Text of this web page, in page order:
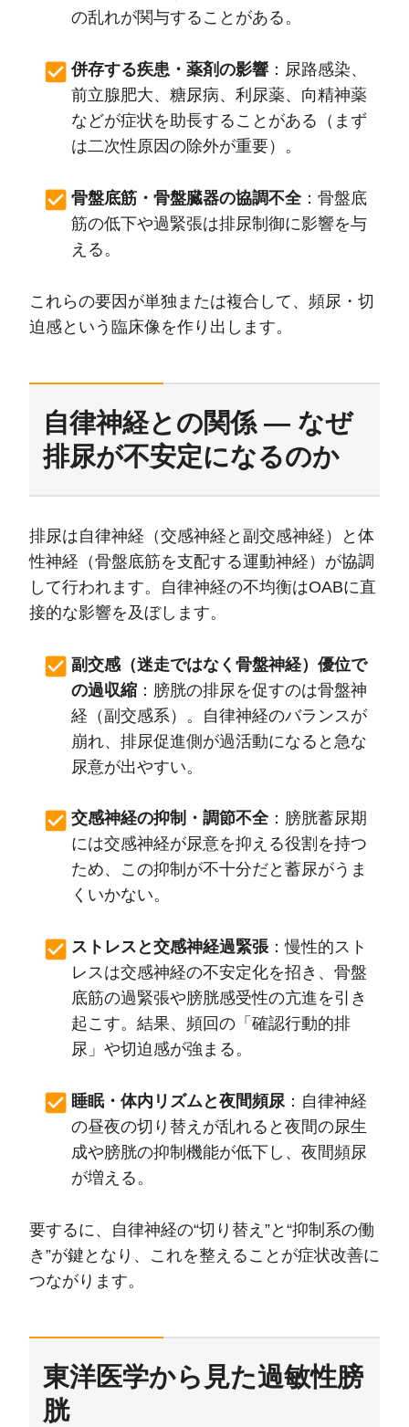
の乱れが関与することがある。
併存する疾患・薬剤の影響 ：尿路感染、
前立腺肥大、糖尿病、利尿薬、向精神薬
などが症状を助長することがある（まず
は二次性原因の除外が重要）。
骨盤底筋・骨盤臓器の協調不全：骨盤底
筋の低下や過緊張は排尿制御に影響を与
える。
これらの要因が単独または複合して、頻尿・切
迫感という臨床像を作り出します。
自律神経との関係 — なぜ
排尿が不安定になるのか
排尿は自律神経（交感神経と副交感神経）と体
性神経（骨盤底筋を支配する運動神経）が協調
して行われます。自律神経の不均衡はOABに直
接的な影響を及ぼします。
副交感（迷走ではなく骨盤神経）優位で
の過収縮 ：膀胱の排尿を促すのは骨盤神
経（副交感系）。自律神経のバランスが
崩れ、排尿促進側が過活動になると急な
尿意が出やすい。
交感神経の抑制・調節不全：膀胱蓄尿期
には交感神経が尿意を抑える役割を持つ
ため、この抑制が不十分だと蓄尿がうま
くいかない。
ストレスと交感神経過緊張：慢性的スト
レスは交感神経の不安定化を招き、骨盤
底筋の過緊張や膀胱感受性の亢進を引き
起こす。結果、頻回の「確認行動的排
尿」や切迫感が強まる。
睡眠・体内リズムと夜間頻尿 ：自律神経
の昼夜の切り替えが乱れると夜間の尿生
成や膀胱の抑制機能が低下し、夜間頻尿
が増える。
要するに、自律神経の“切り替え”と“抑制系の働
き”が鍵となり、これを整えることが症状改善に
つながります。
東洋医学から見た過敏性膀
胱